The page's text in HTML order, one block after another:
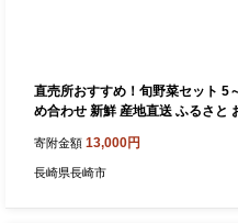
直売所おすすめ！旬野菜セット 5
め合わせ 新鮮 産地直送 ふるさと おまかせ お楽しみ きんかい味彩市 長
寄附金額 13,000円
長崎県長崎市